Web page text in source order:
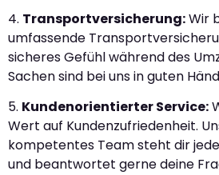
4. Transportversicherung:Wir
umfassende
sicheres Gefühl während des
Sachen sind bei uns in guten
5. Kundenorientierter Service:
Wert auf Kundenzufriedenheit.
kompetentes Team steht dir
und beantwortet gerne deine